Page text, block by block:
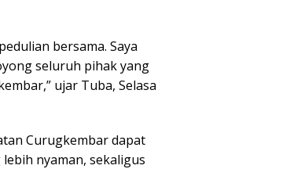
bersama. Saya
seluruh pihak yang
ujar Tuba, Selasa
Curugkembar dapat
nyaman, sekaligus